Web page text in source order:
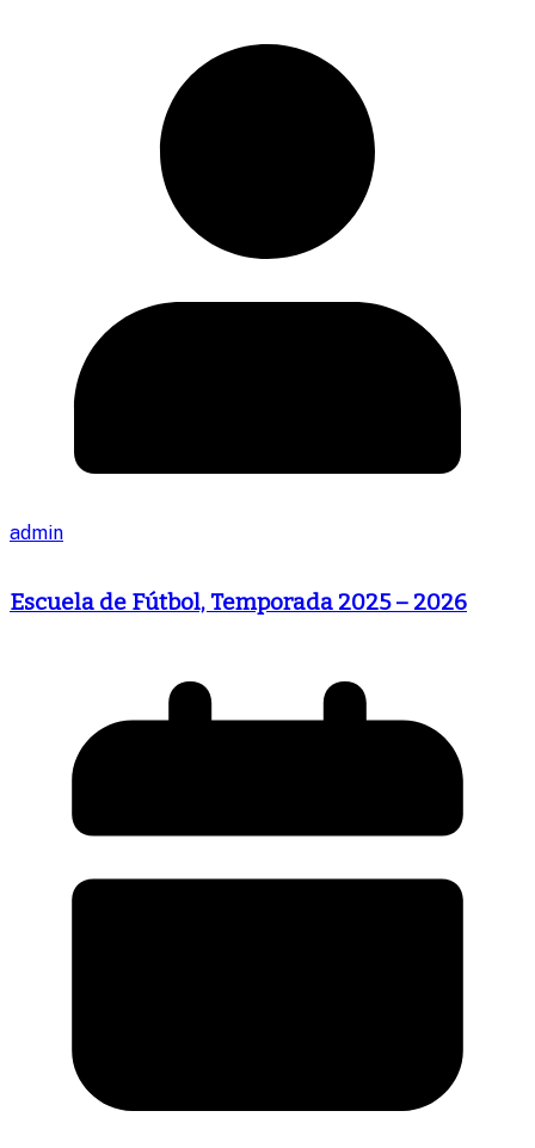
admin
Escuela de Fútbol, Temporada 2025 – 2026